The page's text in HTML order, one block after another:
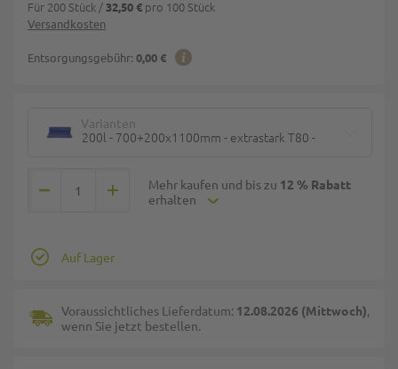
Versandkosten
Entsorgungsgebühr: 0,00 €
Für 200 Stück /32,50 € pro 100 Stück
Varianten
200l - 700+200x1100mm - extrastark T80 -
Mehr kaufen und bis zu 12 % Rabatt
erhalten
Auf Lager
Voraussichtliches Lieferdatum: 12.08.2026 (Mittwoch),
wenn Sie jetzt bestellen.